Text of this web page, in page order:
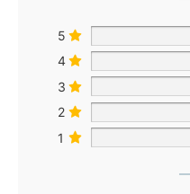
5
4
3
2
1